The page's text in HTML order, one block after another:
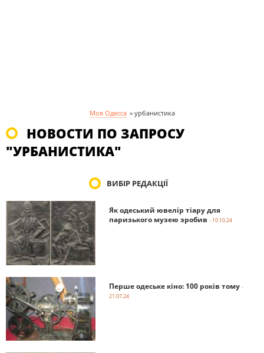
Моя Одесса » урбанистика
НОВОСТИ ПО ЗАПРОСУ
"УРБАНИСТИКА"
ВИБІР РЕДАКЦІЇ
Як одеський ювелір тіару для
паризького музею зробив - 10.10.24
Перше одеське кіно: 100 років тому -
21.07.24